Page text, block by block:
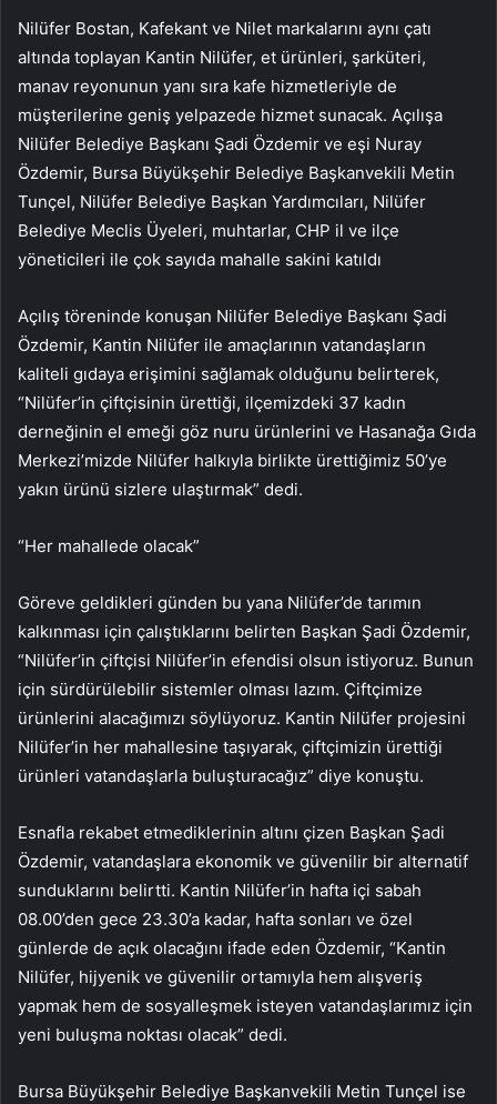
Nilüfer Bostan, Kafekant ve Nilet markalarını aynı çatı
altında toplayan Kantin Nilüfer, et ürünleri, şarküteri,
manav reyonunun yanı sıra kafe hizmetleriyle de
müşterilerine geniş yelpazede hizmet sunacak. Açılışa
Nilüfer Belediye Başkanı Şadi Özdemir ve eşi Nuray
Özdemir, Bursa Büyükşehir Belediye Başkanvekili Metin
Tunçel, Nilüfer Belediye Başkan Yardımcıları, Nilüfer
Belediye Meclis Üyeleri, muhtarlar, CHP il ve ilçe
yöneticileri ile çok sayıda mahalle sakini katıldı
Açılış töreninde konuşan Nilüfer Belediye Başkanı Şadi
Özdemir, Kantin Nilüfer ile amaçlarının vatandaşların
kaliteli gıdaya erişimini sağlamak olduğunu belirterek,
“Nilüfer’in çiftçisinin ürettiği, ilçemizdeki 37 kadın
derneğinin el emeği göz nuru ürünlerini ve Hasanağa Gıda
Merkezi’mizde Nilüfer halkıyla birlikte ürettiğimiz 50’ye
yakın ürünü sizlere ulaştırmak” dedi.
“Her mahallede olacak”
Göreve geldikleri günden bu yana Nilüfer’de tarımın
kalkınması için çalıştıklarını belirten Başkan Şadi Özdemir,
“Nilüfer’in çiftçisi Nilüfer’in efendisi olsun istiyoruz. Bunun
için sürdürülebilir sistemler olması lazım. Çiftçimize
ürünlerini alacağımızı söylüyoruz. Kantin Nilüfer projesini
Nilüfer’in her mahallesine taşıyarak, çiftçimizin ürettiği
ürünleri vatandaşlarla buluşturacağız” diye konuştu.
Esnafla rekabet etmediklerinin altını çizen Başkan Şadi
Özdemir, vatandaşlara ekonomik ve güvenilir bir alternatif
sunduklarını belirtti. Kantin Nilüfer’in hafta içi sabah
08.00’den gece 23.30’a kadar, hafta sonları ve özel
günlerde de açık olacağını ifade eden Özdemir, “Kantin
Nilüfer, hijyenik ve güvenilir ortamıyla hem alışveriş
yapmak hem de sosyalleşmek isteyen vatandaşlarımız için
yeni buluşma noktası olacak” dedi.
Bursa Büyükşehir Belediye Başkanvekili Metin Tunçel ise